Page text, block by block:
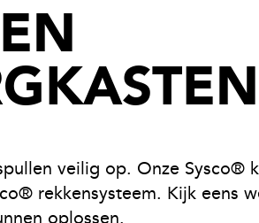
veilig op. Onze Sysco®
rekkensysteem. Kijk eens
oplossen.